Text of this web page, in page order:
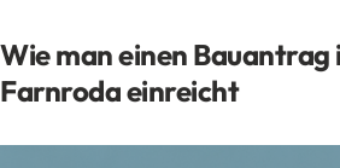
Wie man einen
Farnroda einreicht